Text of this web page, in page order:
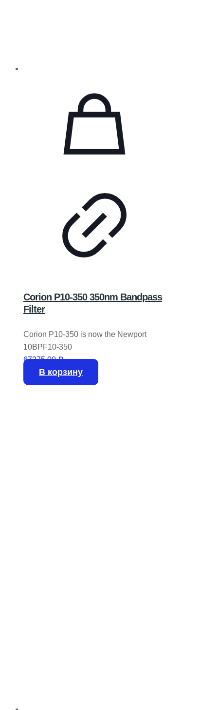
Corion P10-350 350nm Bandpass
Filter
Corion P10-350 is now the Newport
10BPF10-350
67275,00₽
В корзину